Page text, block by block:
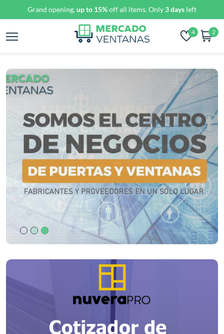
Grand opening,up to 15%off all items. Only3 days left
4 2